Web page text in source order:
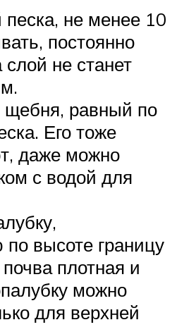
не менее 10
постоянно
не станет
щебня, равный по
Его тоже
даже можно
с водой для
высоте границу
плотная и
можно
для верхней